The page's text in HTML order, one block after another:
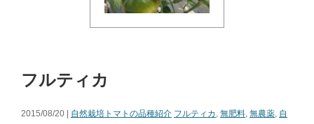
フルティカ
2015/08/20 | 自然栽培トマトの品種紹介 フルティカ , 無肥料, 無農薬, 自